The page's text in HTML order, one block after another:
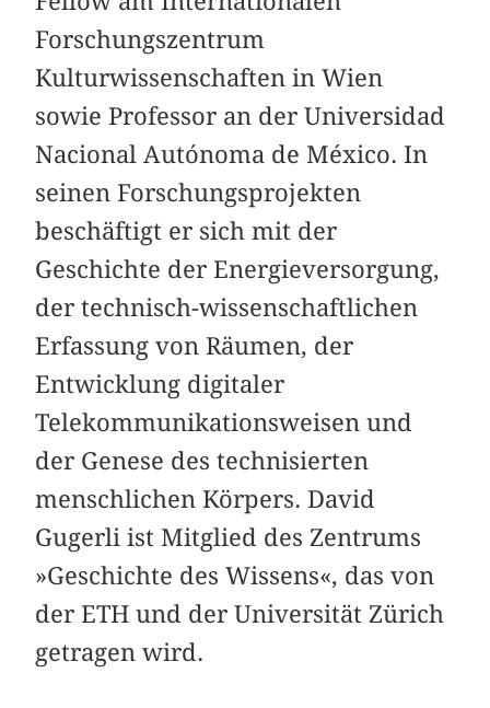
Forschungszentrum
Kulturwissenschaften in Wien
sowie Professor an der Universidad
Nacional Autónoma de México. In
seinen Forschungsprojekten
beschäftigt er sich mit der
Geschichte der Energieversorgung,
der technisch-wissenschaftlichen
Erfassung von Räumen, der
Entwicklung digitaler
Telekommunikationsweisen und
der Genese des technisierten
menschlichen Körpers. David
Gugerli ist Mitglied des Zentrums
»Geschichte des Wissens«, das von
der ETH und der Universität Zürich
getragen wird.